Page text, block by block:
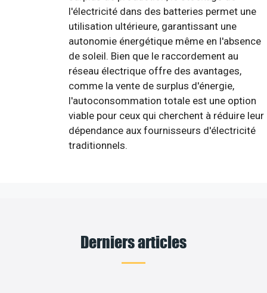
l'électricité dans des batteries permet une
utilisation ultérieure, garantissant une
autonomie énergétique même en l'absence
de soleil. Bien que le raccordement au
réseau électrique offre des avantages,
comme la vente de surplus d'énergie,
l'autoconsommation totale est une option
viable pour ceux qui cherchent à réduire leur
dépendance aux fournisseurs d'électricité
traditionnels.
Derniers articles